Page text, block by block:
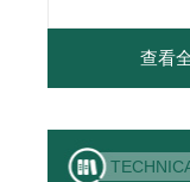
查看